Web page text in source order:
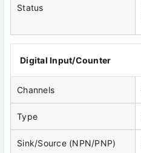
Status
Digital Input/Counter
Channels
Type
Sink/Source (NPN/PNP)